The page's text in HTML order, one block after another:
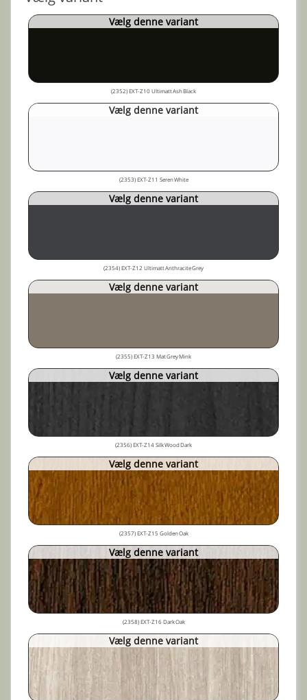
Vælg denne variant
(2352) EXT-Z10 Ultimatt Ash Black
Vælg denne variant
(2353) EXT-Z11 Seren White
Vælg denne variant
(2354) EXT-Z12 Ultimatt Anthracite Grey
Vælg denne variant
(2355) EXT-Z13 Mat Grey Mink
Vælg denne variant
(2356) EXT-Z14 Silk Wood Dark
Vælg denne variant
(2357) EXT-Z15 Golden Oak
Vælg denne variant
(2358) EXT-Z16 Dark Oak
Vælg denne variant